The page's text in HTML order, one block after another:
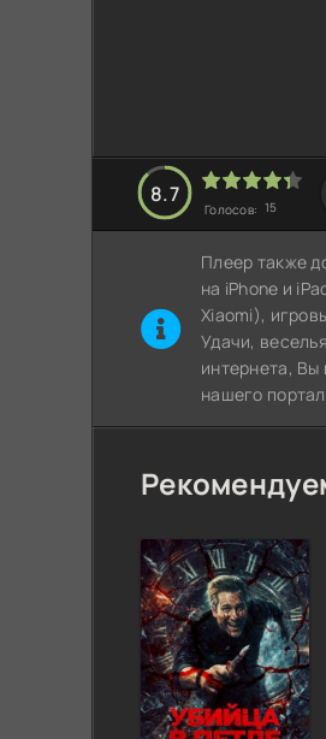
8.7
Голосов: 15
Плеер также
на iPhone и
Xiaomi),
Удачи,
интернета,
нашего